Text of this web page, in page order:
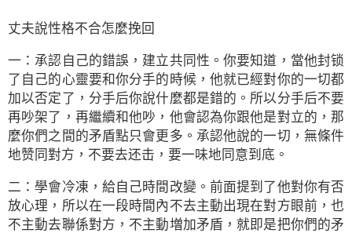
丈夫說性格不合怎麼挽回
一：承認自己的錯誤，建立共同性。你要知道，當他封锁
了自己的心靈要和你分手的時候，他就已經對你的一切都
加以否定了，分手后你說什麼都是錯的。所以分手后不要
再吵架了，再繼續和他吵，他會認為你跟他是對立的，那
麼你們之間的矛盾點只會更多。承認他說的一切，無條件
地赞同對方，不要去还击，要一味地同意到底。
二：學會冷凍，給自己時間改變。前面提到了他對你有否
放心理，所以在一段時間內不去主動出現在對方眼前，也
不主動去聯係對方，不主動増加矛盾，就即是把你們的矛